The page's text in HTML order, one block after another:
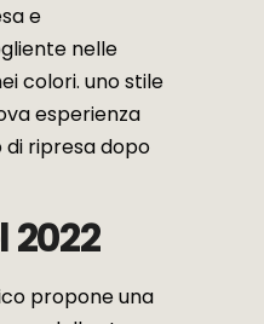
e
nelle
colori. uno stile
esperienza
di ripresa dopo
2022
propone una